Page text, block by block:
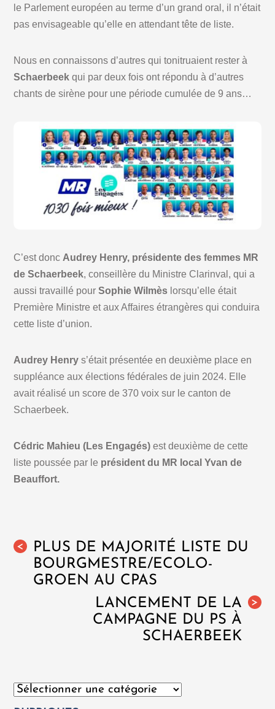
le Parlement européen au terme d’un grand oral, il n’était
pas envisageable qu’elle en attendant tête de liste.
Nous en connaissons d’autres qui tonitruaient rester à
Schaerbeek qui par deux fois ont répondu à d’autres
chants de sirène pour une période cumulée de 9 ans…
C’est donc Audrey Henry, présidente des femmes MR
de Schaerbeek, conseillère du Ministre Clarinval, qui a
aussi travaillé pourSophie Wilmès lorsqu’elle était
Première Ministre et aux Affaires étrangères qui conduira
cette liste d’union.
Audrey Henry s’était présentée en deuxième place en
suppléance aux élections fédérales de juin 2024. Elle
avait réalisé un score de 370 voix sur le canton de
Schaerbeek.
Cédric Mahieu (Les Engagés) est deuxième de cette
liste poussée par le président du MR local Yvan de
Beauffort.
<
PLUS DE MAJORITÉ LISTE DU
BOURGMESTRE/ECOLO-
GROEN AU CPAS
>
LANCEMENT DE LA
CAMPAGNE DU PS À
SCHAERBEEK
Catégories